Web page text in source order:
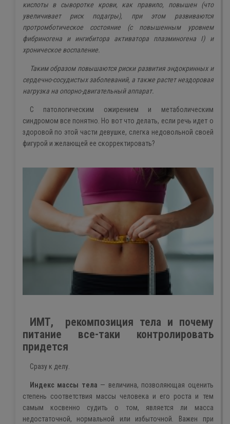
кислоты в сыворотке крови, как правило, повышен (что
увеличивает риск подагры), при этом развиваются
протромботическое состояние (с повышенным уровнем
фибриногена и ингибитора активатора плазминогена I) и
хроническое воспаление.
Таким образом повышаются риски развития эндокринных и
сердечно-сосудистых заболеваний, а также растет нездоровая
нагрузка на опорно-двигательный аппарат.
С патологическим ожирением и метаболическим
синдромом все понятно. Но вот что делать, если речь идет о
здоровой по этой части девушке, слегка недовольной своей
фигурой и желающей ее скорректировать?
ИМТ, рекомпозиция тела и почему
питание все-таки контролировать
придется
Сразу к делу.
Индекс массы тела — величина, позволяющая оценить
степень соответствия массы человека и его роста и тем
самым косвенно судить о том, является ли масса
недостаточной, нормальной или избыточной. Важен при